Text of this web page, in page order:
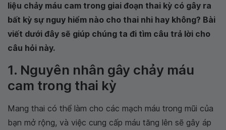
liệu chảy máu cam trong giai đoạn thai kỳ có gây ra
bất kỳ sự nguy hiểm nào cho thai nhi hay không? Bài
viết dưới đây sẽ giúp chúng ta đi tìm câu trả lời cho
câu hỏi này.
1. Nguyên nhân gây chảy máu
cam trong thai kỳ
Mang thai có thể làm cho các mạch máu trong mũi của
bạn mở rộng, và việc cung cấp máu tăng lên sẽ gây áp